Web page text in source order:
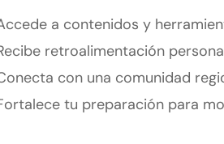
a contenidos y
retroalimentación
con una comunidad
tu preparación para